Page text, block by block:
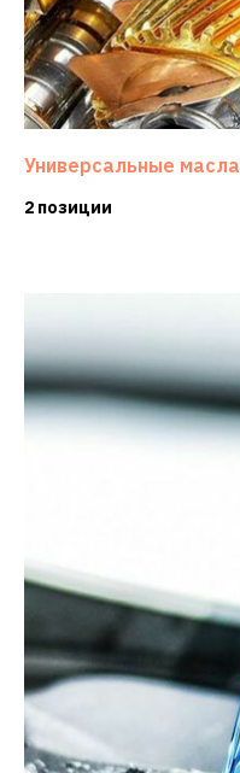
Универсальные масла
2 позиции